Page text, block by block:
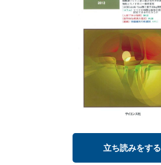
立ち読みをする